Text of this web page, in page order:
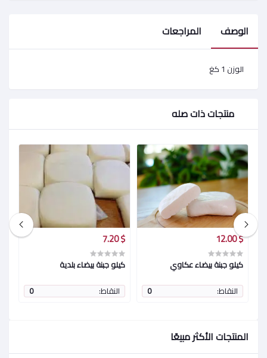
المنتجات الأكثر مبيعًا
الوصف المراجعات
الوزن 1 كغ
منتجات ذات صله
$ 12.00
كيلو جبنة بيضاء عكاوي
النقاط:
0
$ 7.20
كيلو جبنة بيضاء بلدية
النقاط:
0